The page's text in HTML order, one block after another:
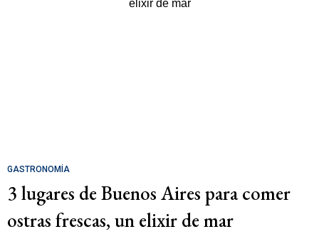
GASTRONOMÍA
3 lugares de Buenos Aires para comer
ostras frescas, un elixir de mar